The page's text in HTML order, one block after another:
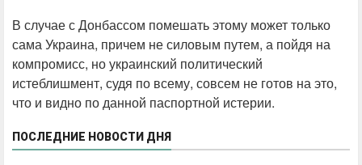
В случае с Донбассом помешать этому может только
сама Украина, причем не силовым путем, а пойдя на
компромисс, но украинский политический
истеблишмент, судя по всему, совсем не готов на это,
что и видно по данной паспортной истерии.
ПОСЛЕДНИЕ НОВОСТИ ДНЯ